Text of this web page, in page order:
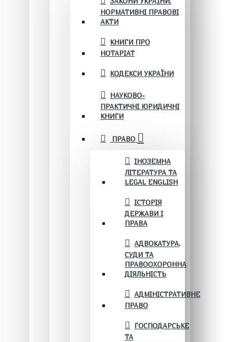
НОРМАТИВНІ ПРАВОВІ
АКТИ
КНИГИ ПРО
НОТАРІАТ
КОДЕКСИ УКРАЇНИ
НАУКОВО-
ПРАКТИЧНІ ЮРИДИЧНІ
КНИГИ
ПРАВО
ІНОЗЕМНА
ЛІТЕРАТУРА ТА
LEGAL ENGLISH
ІСТОРІЯ
ДЕРЖАВИ І
ПРАВА
АДВОКАТУРА,
СУДИ ТА
ПРАВООХОРОННА
ДІЯЛЬНІСТЬ
АДМІНІСТРАТИВНЕ
ПРАВО
ГОСПОДАРСЬКЕ
ТА